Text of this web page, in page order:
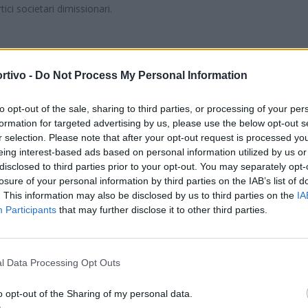
- Do Not Process My Personal Information
opt-out of the sale, sharing to third parties, or processing of your
for targeted advertising by us, please use the below opt-out
selection. Please note that after your opt-out request is processed
interest-based ads based on personal information utilized by us
to third parties prior to your opt-out. You may separately
of your personal information by third parties on the IAB’s list of
This information may also be disclosed by us to third parties on the
Participants that may further disclose it to other third parties.
Data Processing Opt Outs
opt-out of the Sharing of my personal data.
societari dimissionari.
il
perdente, la
, è diventata la prima in
mentre l'Usineseè la seconda dopo la rinuncia del
Con la vittoria dei playoff dell'Ilva il salto dei
attendere tutto luglio quando si potrà valutare
iscrizione. Lo scorso anno, ad esempio, ci fu in quasi
iscrizione del Barisardo che aprì le porte dell'Eccellenza
Con la vittoria della finalissima da parte dell'
in Promozione in caso di mancata iscrizione di uno dei 32
Villacidrese per le ragioni prima esposte. La squadra